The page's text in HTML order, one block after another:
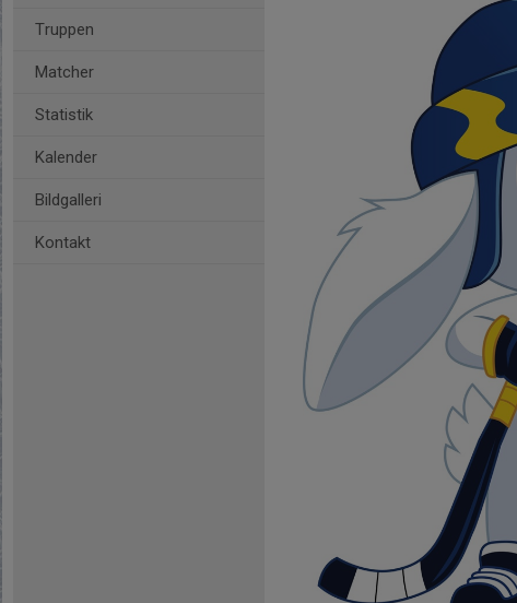
Truppen
Matcher
Statistik
Kalender
Bildgalleri
Kontakt